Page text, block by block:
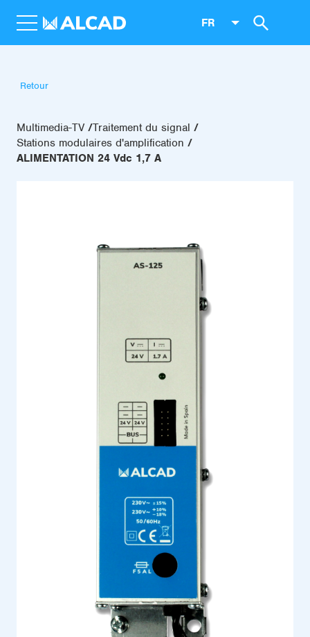
FR
Retour
Multimedia-TV Traitement du signal
Stations modulaires d'amplification
ALIMENTATION 24 Vdc 1,7 A